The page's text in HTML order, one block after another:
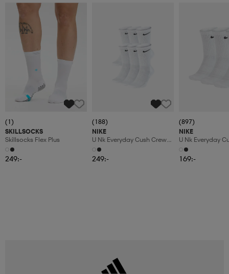
(1)
SKILLSOCKS
Skillsocks Flex Plus
249:-
(188)
NIKE
U Nk Everyday Cush Crew
6pr-Bd
249:-
(897)
NIKE
U Nk Everyday
3pr
169:-